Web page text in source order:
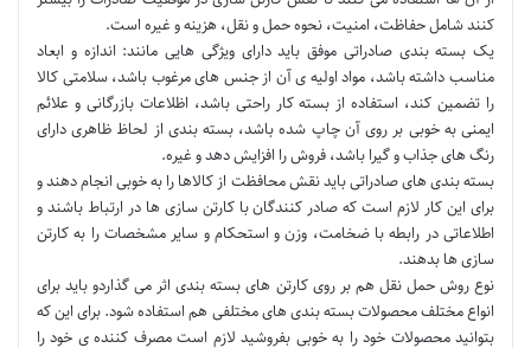
کنند شامل حفاظت، امنیت، نحوه حمل و نقل، هزینه و غیره است.
یک بسته بندی صادراتی موفق باید دارای ویژگی هایی مانند: اندازه و ابعاد
مناسب داشته باشد، مواد اولیه ی آن از جنس های مرغوب باشد، سلامتی کالا
را تضمین کند، استفاده از بسته کار راحتی باشد، اظلاعات بازرگانی و علائم
ایمنی به خوبی بر روی آن چاپ شده باشد، بسته بندی از لحاظ ظاهری دارای
رنگ های جذاب و گیرا باشد، فروش را افزایش دهد و غیره.
بسته بندی های صادراتی باید نقش محافظت از کالاها را به خوبی انجام دهند و
برای این کار لازم است که صادر کنندگان با کارتن سازی ها در ارتباط باشند و
اطلاعاتی در رابطه با ضخامت، وزن و استحکام و سایر مشخصات را به کارتن
سازی ها بدهند.
نوع روش حمل نقل هم بر روی کارتن های بسته بندی اثر می گذاردو باید برای
انواع مختلف محصولات بسته بندی های مختلفی هم استفاده شود. برای این که
بتوانید محصولات خود را به خوبی بفروشید لازم است مصرف کننده ی خود را